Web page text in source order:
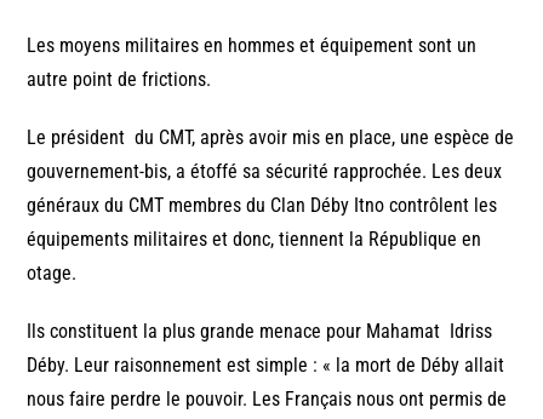
Les moyens militaires en hommes et équipement sont un
autre point de frictions.
Le président du CMT, après avoir mis en place, une espèce de
gouvernement-bis, a étoffé sa sécurité rapprochée. Les deux
généraux du CMT membres du Clan Déby Itno contrôlent les
équipements militaires et donc, tiennent la République en
otage.
Ils constituent la plus grande menace pour Mahamat Idriss
Déby. Leur raisonnement est simple : « la mort de Déby allait
nous faire perdre le pouvoir. Les Français nous ont permis de